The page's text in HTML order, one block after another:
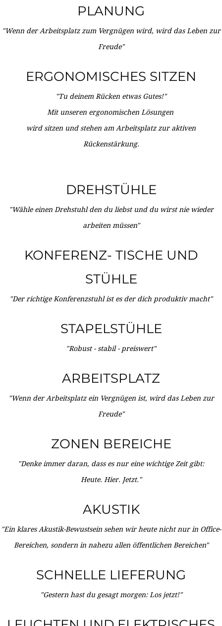
PLANUNG
"Wenn der Arbeitsplatz zum Vergnügen wird, wird das Leben zur
Freude"
ERGONOMISCHES SITZEN
"Tu deinem Rücken etwas Gutes!"
Mit unseren ergonomischen Lösungen
wird sitzen und stehen am Arbeitsplatz zur aktiven
Rückenstärkung.
DREHSTÜHLE
"Wähle einen Drehstuhl den du liebst und du wirst nie wieder
arbeiten müssen"
KONFERENZ- TISCHE UND
STÜHLE
"Der richtige Konferenzstuhl ist es der dich produktiv macht"
STAPELSTÜHLE
"Robust - stabil - preiswert"
ARBEITSPLATZ
"Wenn der Arbeitsplatz ein Vergnügen ist, wird das Leben zur
Freude"
ZONEN BEREICHE
"Denke immer daran, dass es nur eine wichtige Zeit gibt:
Heute. Hier. Jetzt."
AKUSTIK
"Ein klares Akustik-Bewustsein sehen wir heute nicht nur in Office-
Bereichen, sondern in nahezu allen öffentlichen Bereichen"
SCHNELLE LIEFERUNG
"Gestern hast du gesagt morgen: Los jetzt!"